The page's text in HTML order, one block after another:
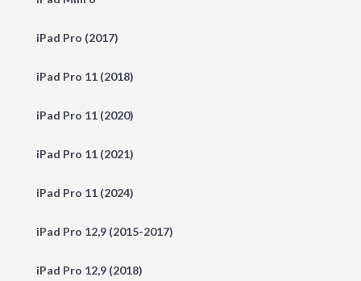
iPad Pro (2017)
iPad Pro 11 (2018)
iPad Pro 11 (2020)
iPad Pro 11 (2021)
iPad Pro 11 (2024)
iPad Pro 12,9 (2015-2017)
iPad Pro 12,9 (2018)